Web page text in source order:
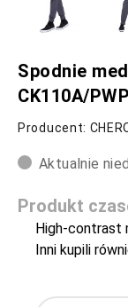
Spodnie
CK110A/
Producent:
Aktualnie
Produkt
High-contrast
Inni kupili